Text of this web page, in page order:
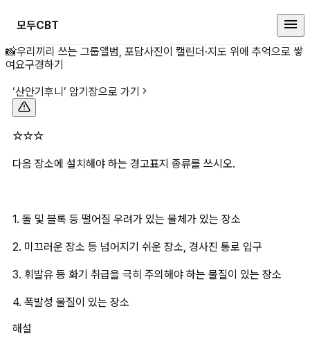
모두CBT
☆☆☆다음 장소에 설치해야 하는
📸우리끼리 쓰는 그룹앨범, 포담사진이 캘린더·지도 위에 추억으로 쌓
여요구경하기
‘산안기후니’ 암기장으로 가기
☆☆☆
다음 장소에 설치해야 하는 경고표지 종류를 쓰시오.
1. 돌 및 블록 등 떨어질 우려가 있는 물체가 있는 장소
2. 미끄러운 장소 등 넘어지기 쉬운 장소, 경사진 통로 입구
3. 휘발유 등 화기 취급을 극히 주의해야 하는 물질이 있는 장소
4. 폭발성 물질이 있는 장소
해설